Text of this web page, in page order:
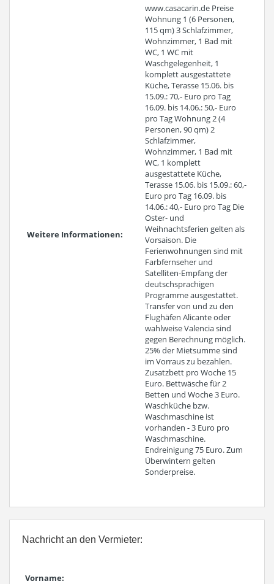
Weitere Informationen:
www.casacarin.de Preise
Wohnung 1 (6 Personen,
115 qm) 3 Schlafzimmer,
Wohnzimmer, 1 Bad mit
WC, 1 WC mit
Waschgelegenheit, 1
komplett ausgestattete
Küche, Terasse 15.06. bis
15.09.: 70,- Euro pro Tag
16.09. bis 14.06.: 50,- Euro
pro Tag Wohnung 2 (4
Personen, 90 qm) 2
Schlafzimmer,
Wohnzimmer, 1 Bad mit
WC, 1 komplett
ausgestattete Küche,
Terasse 15.06. bis 15.09.: 60,-
Euro pro Tag 16.09. bis
14.06.: 40,- Euro pro Tag Die
Oster- und
Weihnachtsferien gelten als
Vorsaison. Die
Ferienwohnungen sind mit
Farbfernseher und
Satelliten-Empfang der
deutschsprachigen
Programme ausgestattet.
Transfer von und zu den
Flughäfen Alicante oder
wahlweise Valencia sind
gegen Berechnung möglich.
25% der Mietsumme sind
im Vorraus zu bezahlen.
Zusatzbett pro Woche 15
Euro. Bettwäsche für 2
Betten und Woche 3 Euro.
Waschküche bzw.
Waschmaschine ist
vorhanden - 3 Euro pro
Waschmaschine.
Endreinigung 75 Euro. Zum
Überwintern gelten
Sonderpreise.
Nachricht an den Vermieter:
Vorname: